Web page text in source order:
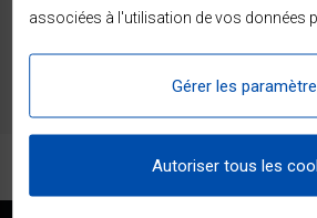
associées à l'utilisation de vos données
Gérer les
Autoriser tous les